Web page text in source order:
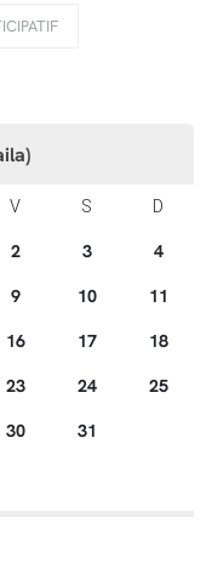
V S D
2 3 4
9 10 11
16 17 18
23 24 25
30 31